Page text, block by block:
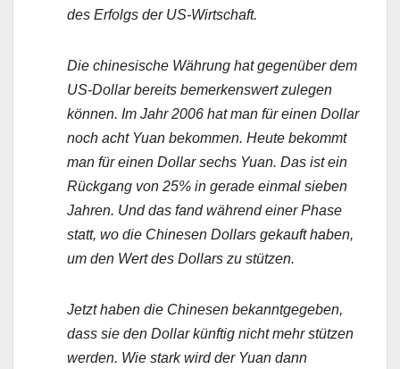
des Erfolgs der US-Wirtschaft.
Die chinesische Währung hat gegenüber dem
US-Dollar bereits bemerkenswert zulegen
können. Im Jahr 2006 hat man für einen Dollar
noch acht Yuan bekommen. Heute bekommt
man für einen Dollar sechs Yuan. Das ist ein
Rückgang von 25% in gerade einmal sieben
Jahren. Und das fand während einer Phase
statt, wo die Chinesen Dollars gekauft haben,
um den Wert des Dollars zu stützen.
Jetzt haben die Chinesen bekanntgegeben,
dass sie den Dollar künftig nicht mehr stützen
werden. Wie stark wird der Yuan dann